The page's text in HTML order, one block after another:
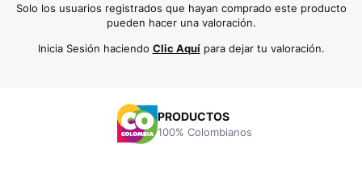
Solo los usuarios registrados que hayan comprado este producto
pueden hacer una valoración.
Inicia Sesión haciendo Clic Aquípara dejar tu valoración.
PRODUCTOS
100% Colombianos